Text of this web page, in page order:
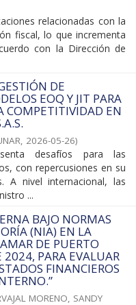
relacionadas con la
fiscal, lo que incrementa
con la Dirección de
DE
EOQ Y JIT PARA
COMPETITIVIDAD EN
, 2026-05-26)
desafíos para las
con repercusiones en su
A nivel internacional, las
...
BAJO NORMAS
(NIA) EN LA
DE PUERTO
2024, PARA EVALUAR
FINANCIEROS
MORENO, SANDY